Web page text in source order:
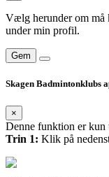
Vælg herunder om må
under min profil.
Gem
Skagen Badmintonklubs
×
Denne funktion er kun
Trin 1: Klik på